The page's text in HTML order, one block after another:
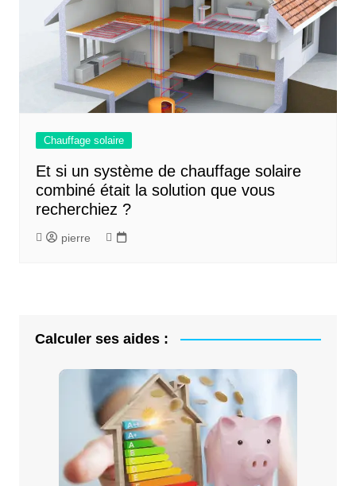
Chauffage solaire
Et si un système de chauffage solaire
combiné était la solution que vous
recherchiez ?
pierre
Calculer ses aides :